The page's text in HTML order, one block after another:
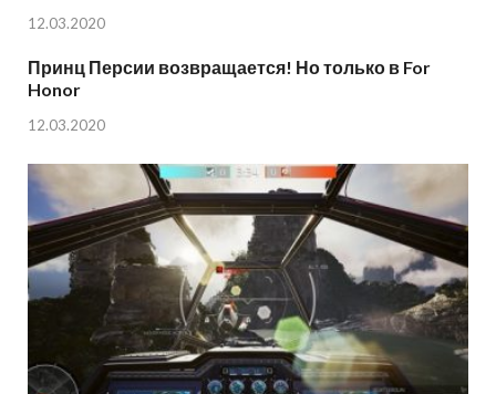
12.03.2020
Принц Персии возвращается! Но только в For
Honor
12.03.2020